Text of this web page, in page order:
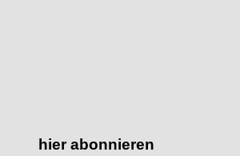
hier abonnieren